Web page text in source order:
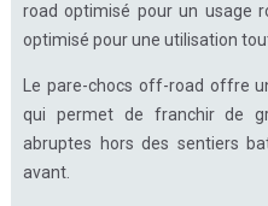
road optimisé pour un usage
optimisé pour une utilisation
Le pare-chocs off-road offre
qui permet de franchir de
abruptes hors des sentiers
avant.